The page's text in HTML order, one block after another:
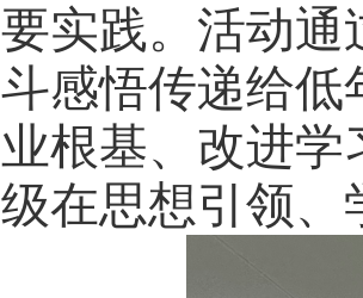
要实践。活动通
斗感悟传递给低
业根基、改进
级在思想引领、